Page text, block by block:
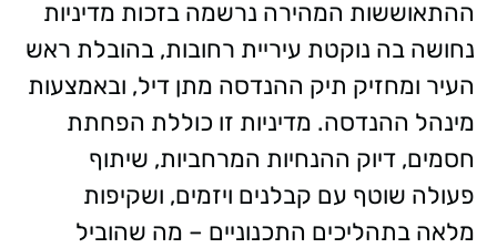
ההתאוששות המהירה נרשמה בזכות מדיניות
נחושה בה נוקטת עיריית רחובות, בהובלת ראש
העיר ומחזיק תיק ההנדסה מתן דיל, ובאמצעות
מינהל ההנדסה. מדיניות זו כוללת הפחתת
חסמים, דיוק ההנחיות המרחביות, שיתוף
פעולה שוטף עם קבלנים ויזמים, ושקיפות
מלאה בתהליכים התכנוניים – מה שהוביל